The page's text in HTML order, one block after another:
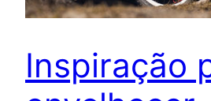
Inspiração